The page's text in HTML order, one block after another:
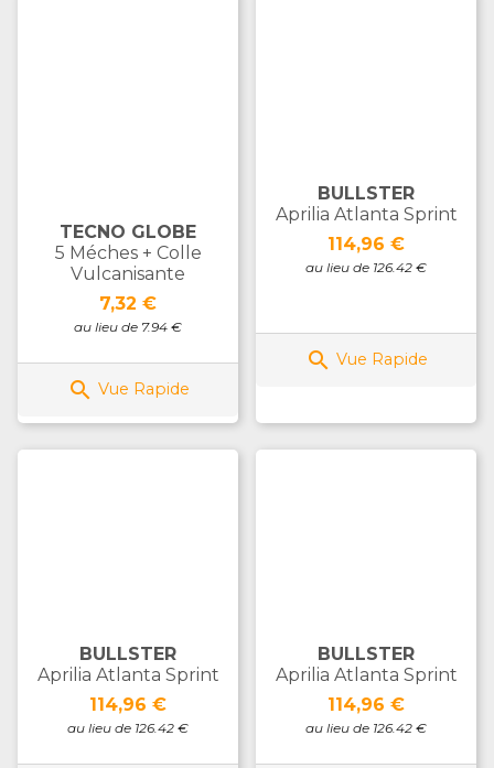
TECNO GLOBE
5 Méches + Colle
Vulcanisante
Prix
7,32 €
au lieu de 7.94 €
 Vue Rapide
BULLSTER
Aprilia Atlanta Sprint
Prix
114,96 €
au lieu de 126.42 €
 Vue Rapide
BULLSTER
Aprilia Atlanta Sprint
Prix
114,96 €
au lieu de 126.42 €
BULLSTER
Aprilia Atlanta Sprint
Prix
114,96 €
au lieu de 126.42 €